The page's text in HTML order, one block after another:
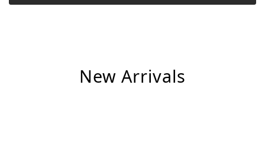
New Arrivals